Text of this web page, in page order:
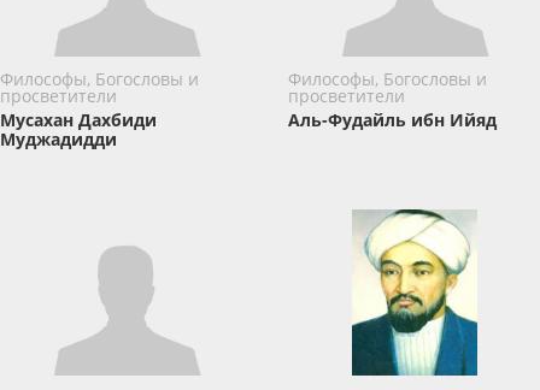
Философы, Богословы и
просветители
Мусахан Дахбиди
Муджадидди
Философы, Богословы и
просветители
Аль-Фудайль ибн Ийяд